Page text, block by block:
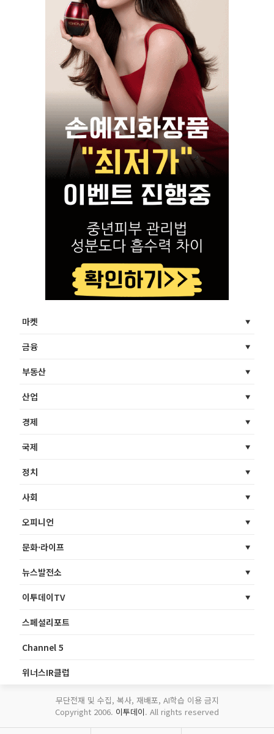
마켓
금융
부동산
산업
경제
국제
정치
사회
오피니언
문화·라이프
뉴스발전소
이투데이TV
스페셜리포트
Channel 5
위너스IR클럽
무단전재 및 수집, 복사, 재배포, AI학습 이용 금지
Copyright 2006. 이투데이. All rights reserved